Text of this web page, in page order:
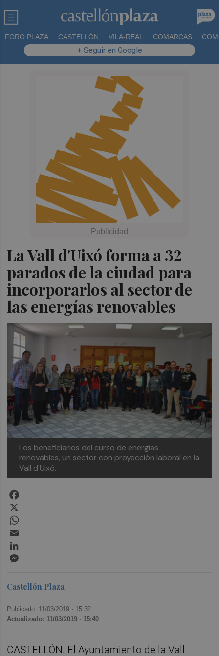
FORO PLAZA CASTELLÓN VILA-REAL COMARCAS
+ Seguir en Google
La Vall d'Uixó forma a 32
parados de la ciudad para
incorporarlos al sector de
las energías renovables
Los beneficiarios del curso de energías
renovables, un sector con proyección laboral en la
Vall d'Uixó.
Castellón Plaza
Publicado: 11/03/2019 · 15:32
Actualizado: 11/03/2019 · 15:40
CASTELLÓN. El Ayuntamiento de la Vall